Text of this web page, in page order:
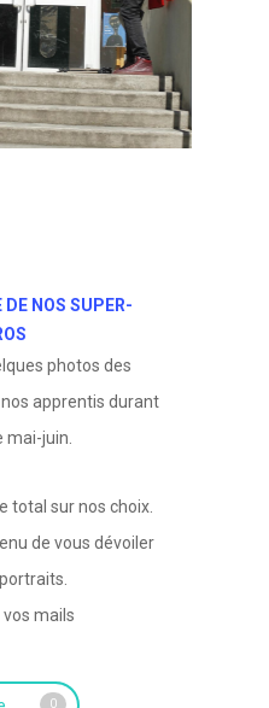
DE NOS SUPER-
photos des
apprentis durant
mai-juin.
total sur nos choix.
de vous dévoiler
mails
0